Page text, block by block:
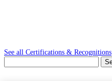
See all Certifications & Recognitions
for: